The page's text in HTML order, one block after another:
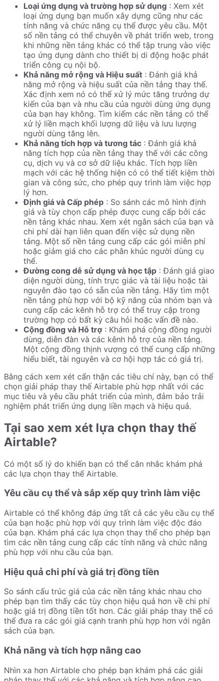
Loại ứng dụng và trường hợp sử dụng : Xem xét
loại ứng dụng bạn muốn xây dựng cũng như các
tính năng và chức năng cụ thể được yêu cầu. Một
số nền tảng có thể chuyên về phát triển web, trong
khi những nền tảng khác có thể tập trung vào việc
tạo ứng dụng dành cho thiết bị di động hoặc phát
triển công cụ nội bộ.
Khả năng mở rộng và Hiệu suất : Đánh giá khả
năng mở rộng và hiệu suất của nền tảng thay thế.
Xác định xem nó có thể xử lý mức tăng trưởng dự
kiến ​​của bạn và nhu cầu của người dùng ứng dụng
của bạn hay không. Tìm kiếm các nền tảng có thể
xử lý liền mạch khối lượng dữ liệu và lưu lượng
người dùng tăng lên.
Khả năng tích hợp và tương tác : Đánh giá khả
năng tích hợp của nền tảng thay thế với các công
cụ, dịch vụ và cơ sở dữ liệu khác. Tích hợp liền
mạch với các hệ thống hiện có có thể tiết kiệm thời
gian và công sức, cho phép quy trình làm việc hợp
lý hơn.
Định giá và Cấp phép : So sánh các mô hình định
giá và tùy chọn cấp phép được cung cấp bởi các
nền tảng khác nhau. Xem xét ngân sách của bạn và
chi phí dài hạn liên quan đến việc sử dụng nền
tảng. Một số nền tảng cung cấp các gói miễn phí
hoặc giảm giá cho các phân khúc người dùng cụ
thể.
Đường cong dễ sử dụng và học tập : Đánh giá giao
diện người dùng, tính trực giác và tài liệu hoặc tài
nguyên đào tạo có sẵn của nền tảng. Hãy tìm một
nền tảng phù hợp với bộ kỹ năng của nhóm bạn và
cung cấp các kênh hỗ trợ có thể truy cập trong
trường hợp có bất kỳ câu hỏi hoặc vấn đề nào.
Cộng đồng và Hỗ trợ : Khám phá cộng đồng người
dùng, diễn đàn và các kênh hỗ trợ của nền tảng.
Một cộng đồng thịnh vượng có thể cung cấp những
hiểu biết, tài nguyên và cơ hội hợp tác có giá trị.
Bằng cách xem xét cẩn thận các tiêu chí này, bạn có thể
chọn giải pháp thay thế Airtable phù hợp nhất với các
mục tiêu và yêu cầu phát triển của mình, đảm bảo trải
nghiệm phát triển ứng dụng liền mạch và hiệu quả.
Tại sao xem xét lựa chọn thay thế
Airtable?
Có một số lý do khiến bạn có thể cân nhắc khám phá
các lựa chọn thay thế Airtable.
Yêu cầu cụ thể và sắp xếp quy trình làm việc
Airtable có thể không đáp ứng tất cả các yêu cầu cụ thể
của bạn hoặc phù hợp với quy trình làm việc độc đáo
của bạn. Khám phá các lựa chọn thay thế cho phép bạn
tìm các nền tảng cung cấp các tính năng và chức năng
phù hợp với nhu cầu của bạn.
Hiệu quả chi phí và giá trị đồng tiền
So sánh cấu trúc giá của các nền tảng khác nhau cho
phép bạn tìm thấy các tùy chọn hiệu quả hơn về chi phí
hoặc giá trị đồng tiền tốt hơn. Các giải pháp thay thế có
thể đưa ra các gói giá cạnh tranh phù hợp hơn với ngân
sách của bạn.
Khả năng và tích hợp nâng cao
Nhìn xa hơn Airtable cho phép bạn khám phá các giải